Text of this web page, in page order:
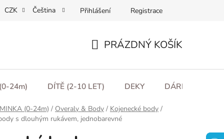
podmínky Podmínky ochrany osobních údajů
CZK Čeština Přihlášení Registrace
KOŠÍK
PRÁZDNÝ KOŠÍK
24m) DÍTĚ (2-10 LET) DEKY DÁRKOVÉ
(0-24m) / Overaly & Body / Kojenecké body /
s dlouhým rukávem, jednobarevné